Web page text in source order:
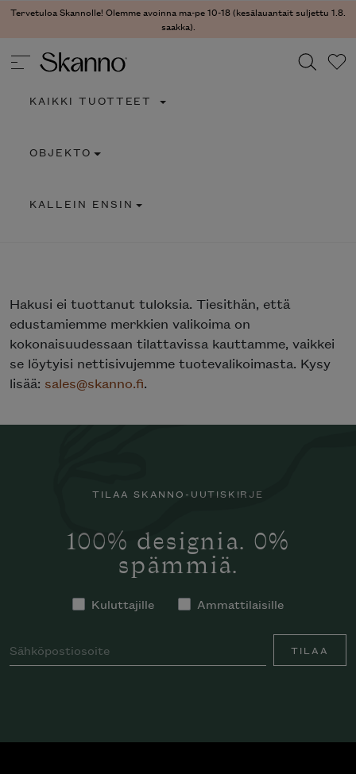
Tervetuloa Skannolle! Olemme avoinna ma-pe 10-18 (kesälauantait suljettu 1.8.
saakka).
Type 2 or more characters for results.
KAIKKI TUOTTEET
OBJEKTO
KALLEIN ENSIN
Hakusi ei tuottanut tuloksia. Tiesithän, että
edustamiemme merkkien valikoima on
kokonaisuudessaan tilattavissa kauttamme, vaikkei
se löytyisi nettisivujemme tuotevalikoimasta. Kysy
lisää: sales@skanno.fi.
TILAA SKANNO-UUTISKIRJE
100% designia. 0%
spämmiä.
Kuluttajille Ammattilaisille
TILAA